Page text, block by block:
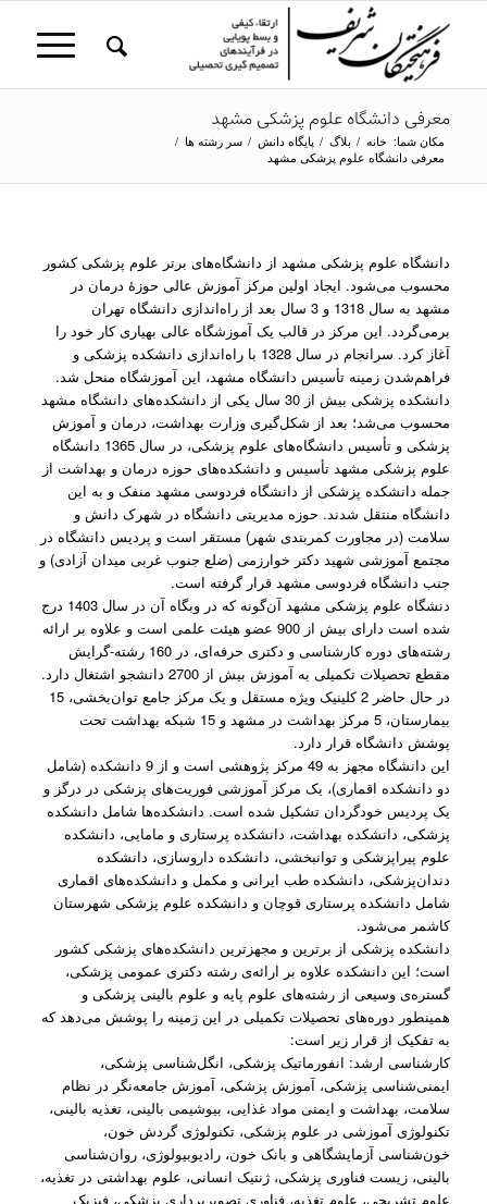
معرفی دانشگاه علوم پزشکی مشهد
مکان شما: خانه / بلاگ / پایگاه دانش / سر رشته ها /
معرفی دانشگاه علوم پزشکی مشهد
دانشگاه علوم پزشکی مشهد از دانشگاه‌های برتر علوم پزشکی کشور
محسوب می‌شود. ایجاد اولین مرکز آموزش عالی حوزۀ درمان در
مشهد به سال 1318 و 3 سال بعد از راه‌اندازی دانشگاه تهران
برمی‌گردد. این مرکز در قالب یک آموزشگاه عالی بهیاری کار خود را
آغاز کرد. سرانجام در سال 1328 با راه‌اندازی دانشکده پزشکی و
فراهم‌شدن زمینه تأسیس دانشگاه مشهد، این آموزشگاه منحل شد.
دانشکده پزشکی بیش از 30 سال یکی از دانشکده‌های دانشگاه مشهد
محسوب می‌شد؛ بعد از شکل‌گیری وزارت بهداشت، درمان و آموزش
پزشکی و تأسیس دانشگاه‌های علوم پزشکی، در سال 1365 دانشگاه
علوم پزشکی مشهد تأسیس و دانشکده‌های حوزه درمان و بهداشت از
جمله دانشکده پزشکی از دانشگاه فردوسی مشهد منفک و به این
دانشگاه منتقل شدند. حوزه مدیریتی دانشگاه در شهرک دانش و
سلامت (در مجاورت کمربندی شهر) مستقر است و پردیس دانشگاه در
مجتمع آموزشی شهید دکتر خوارزمی (ضلع جنوب غربی میدان آزادی) و
جنب دانشگاه فردوسی مشهد قرار گرفته است.
دنشگاه علوم پزشکی مشهد آن‌گونه که در وبگاه آن در سال 1403 درج
شده است دارای بیش از 900 عضو هیئت علمی است و علاوه بر ارائه
رشته‌های دوره کارشناسی و دکتری حرفه‌ای، در 160 رشته-گرایش
مقطع تحصیلات تکمیلی به آموزش بیش از 2700 دانشجو اشتغال دارد.
در حال حاضر 2 کلینیک ویژه مستقل و یک مرکز جامع توان‌بخشی، 15
بیمارستان، 5 مرکز بهداشت در مشهد و 15 شبکه بهداشت تحت
پوشش دانشگاه قرار دارد.
این دانشگاه مجهز به 49 مرکز پژوهشی است و از 9 دانشکده (شامل
دو دانشکده اقماری)، یک مرکز آموزشی فوریت‌های پزشکی در درگز و
یک پردیس خودگردان تشکیل شده است. دانشکده‌ها شامل دانشکده
پزشکی، دانشکده بهداشت، دانشکده پرستاری و مامایی، دانشکده
علوم پیراپزشکی و توانبخشی، دانشکده داروسازی، دانشکده
دندان‌پزشکی، دانشکده طب ایرانی و مکمل و دانشکده‌های اقماری
شامل دانشکده پرستاری قوچان و دانشکده علوم پزشکی شهرستان
کاشمر می‌شود.
دانشکده پزشکی از برترین و مجهزترین دانشکده‌های پزشکی کشور
است؛ این دانشکده علاوه بر ارائه‌ی رشته دکتری عمومی پزشکی،
گستره‌ی وسیعی از رشته‌های علوم پایه و علوم بالینی پزشکی و
همینطور دوره‌های تحصیلات تکمیلی در این زمینه را پوشش می‌دهد که
به تفکیک از قرار زیر است:
کارشناسی ارشد: انفورماتیک پزشکی، انگل‌شناسی پزشکی،
ایمنی‌شناسی پزشکی، آموزش پزشکی، آموزش جامعه‌نگر در نظام
سلامت، بهداشت و ایمنی مواد غذایی، بیوشیمی بالینی، تغذیه بالینی،
تکنولوژی آموزشی در علوم پزشکی، تکنولوژی گردش خون،
خون‌شناسی آزمایشگاهی و بانک خون، رادیوبیولوژی، روان‌شناسی
بالینی، زیست فناوری پزشکی، ژنتیک انسانی، علوم بهداشتی در تغذیه،
علوم تشریحی، علوم تغذیه، فناوری تصویربرداری پزشکی، فیزیک